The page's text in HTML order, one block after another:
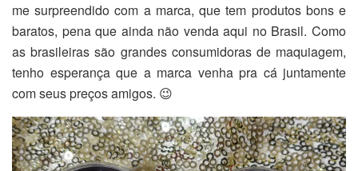
me surpreendido com a marca, que tem produtos bons e
baratos, pena que ainda não venda aqui no Brasil. Como
as brasileiras são grandes consumidoras de maquiagem,
tenho esperança que a marca venha pra cá juntamente
com seus preços amigos. 😉